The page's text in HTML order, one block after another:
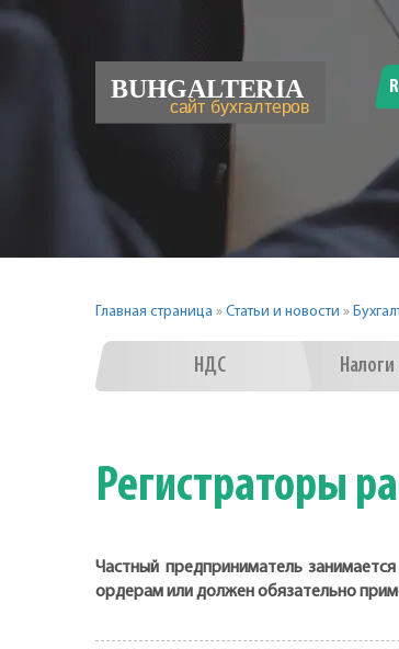
Главная страница » Статьи и новости »
НДС
Регистраторы
Частный предприниматель
ордерам или должен обязательно